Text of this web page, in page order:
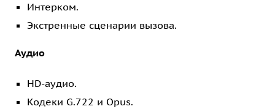
Интерком.
Экстренные сценарии вызова.
Аудио
HD-аудио.
Кодеки G.722 и Opus.